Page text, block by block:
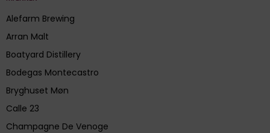
Alefarm Brewing
Arran Malt
Boatyard Distillery
Bodegas Montecastro
Bryghuset Møn
Calle 23
Champagne De Venoge